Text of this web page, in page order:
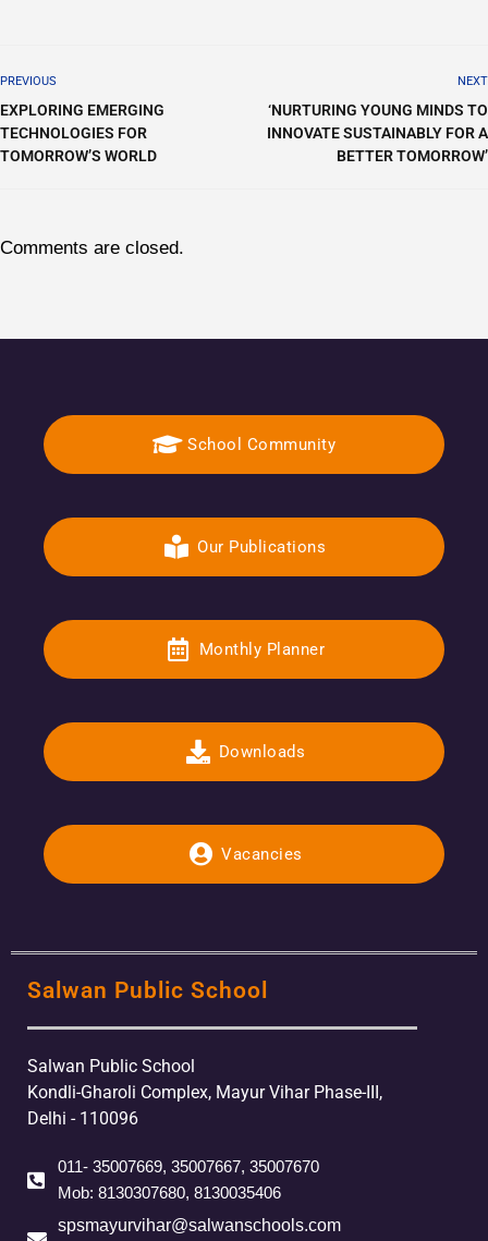
PREVIOUS
EXPLORING EMERGING
TECHNOLOGIES FOR
TOMORROW’S WORLD
NEXT
‘NURTURING YOUNG MINDS TO
INNOVATE SUSTAINABLY FOR A
BETTER TOMORROW’
Comments are closed.
School Community
Our Publications
Monthly Planner
Downloads
Vacancies
Salwan Public School
Salwan Public School
Kondli-Gharoli Complex, Mayur Vihar Phase-III,
Delhi - 110096
011- 35007669, 35007667, 35007670
Mob: 8130307680, 8130035406
spsmayurvihar@salwanschools.com